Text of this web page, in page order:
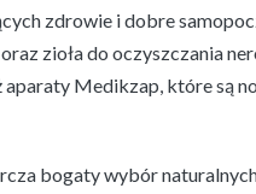
zdrowie i dobre
zioła do oczyszczania
Medikzap, które są
bogaty wybór